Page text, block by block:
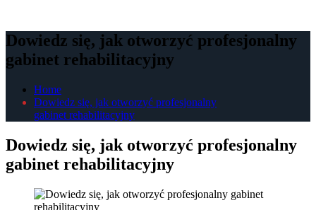
Dowiedz się, jak otworzyć profesjonalny
gabinet rehabilitacyjny
Home
Dowiedz się, jak otworzyć profesjonalny
gabinet rehabilitacyjny
Dowiedz się, jak otworzyć profesjonalny
gabinet rehabilitacyjny